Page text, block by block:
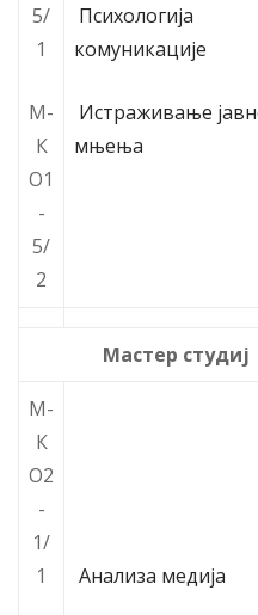
5/
1
М-
К
О1
-
5/
2
Психологија
комуникације
Истраживање
мњења
Мастер
М-
К
О2
-
1/
1
Анализа медија